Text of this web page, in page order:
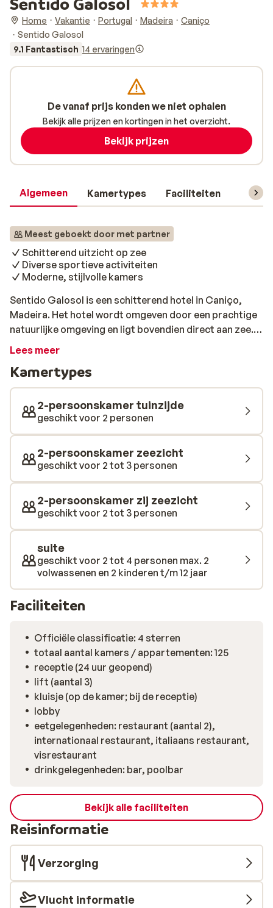
Home Vakantie Portugal Madeira
Caniço
Sentido Galosol
9.1 Fantastisch 14 ervaringen
Algemeen Kamertypes Faciliteiten
Meest geboekt door met partner
Schitterend uitzicht op zee
Diverse sportieve activiteiten
Moderne, stijlvolle kamers
Sentido Galosol is een schitterend hotel in Caniço,
Madeira. Het hotel wordt omgeven door een prachtige
natuurlijke omgeving en ligt bovendien direct aan zee.
Vanwege deze geweldige ligging kun je hier genieten
restaurants vind je in Hotel Galosol. Zo is er een buffet
restaurant en een restaurant waar de lekkerste
visgerechten worden geserveerd. Je zonnige
vakantiedag afsluiten kan het beste met een tropische
cocktail in de Capoeira Pub. Het hotel beschikt over
nette kamers, die stijlvol zijn ingericht. Squash,
basketbal en volleybal zijn slechts enkele voorbeelden
van de sportieve activiteiten die je hier kunt
ontspanning, is een bezoekje aan het wellnesscenter
aan absolute must. De zonaanbidders hebben
waarschijnlijk al voldoende aan een plekje op één van de
bedjes rondom het zwembad.
Lees meer
Kamertypes
2-persoonskamer tuinzijde
geschikt voor 2 personen
2-persoonskamer zeezicht
geschikt voor 2 tot 3 personen
2-persoonskamer zij zeezicht
geschikt voor 2 tot 3 personen
suite
geschikt voor 2 tot 4 personen max. 2
volwassenen en 2 kinderen t/m 12 jaar
Faciliteiten
Officiële classificatie: 4 sterren
totaal aantal kamers / appartementen: 125
receptie (24 uur geopend)
lift (aantal 3)
kluisje (op de kamer; bij de receptie)
lobby
eetgelegenheden: restaurant (aantal 2),
internationaal restaurant, italiaans restaurant,
visrestaurant
drinkgelegenheden: bar, poolbar
Bekijk alle faciliteiten
Reisinformatie
Verzorging
Vlucht informatie
De vanaf prijs konden we niet ophalen
Bekijk alle prijzen en kortingen in het overzicht.
Bekijk prijzen